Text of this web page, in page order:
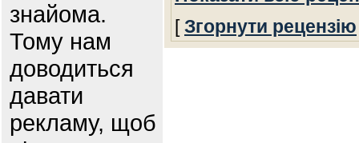
знайома.
Тому нам
доводиться
давати
рекламу, щоб
[Згорнути рецензію